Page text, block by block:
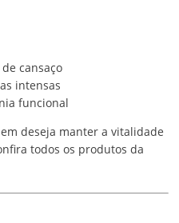
cansaço
intensas
funcional
deseja manter a vitalidade
todos os produtos da